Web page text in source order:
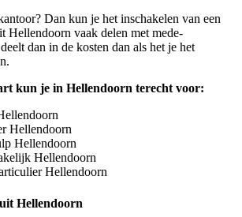
Dan kun je het inschakelen van een
Hellendoorn vaak delen met mede-
dan in de kosten dan als het je het
kun je in Hellendoorn terecht voor:
Hellendoorn
Hellendoorn
Hellendoorn
Hellendoorn
Hellendoorn